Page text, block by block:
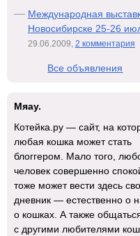
Международная
Новосибирске 25-26
29.06.2009, 2 комментария
Все объявления
Мяау.
Котейка.ру — сайт, на
любая кошка может стать
блоггером. Мало того,
человек совершенно
тоже может вести здесь
дневник — естественно о
о кошках. А также
с другими любителями